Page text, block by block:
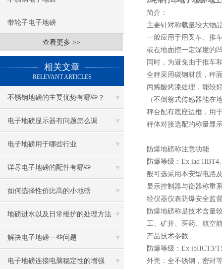
带轮子电子地磅
查看更多 >>
相关文章
RELEVANT ARTICLES
不锈钢地磅的主要优势有哪些？
电子地磅显示器有问题怎么调
电子地磅用于哪些行业
详尽电子地磅的配件有哪些
如何选择性价比高的小地磅
地磅进水以及日常维护的处理方法
解决电子地磅一些问题
电子地磅连接电脑稳定性的增强
简介：
主要针对称载量较大物
一般应用于用叉车、推
或在地面挖一定深度的
同时，为避免由于推车
全秤采用碳钢材质，秤
丙烯酸烤漆处理，能较
（不倒翁式传感器能在
秤台配有底座边框，用
秤体对接选配的称量显
防爆地磅称注意功能
防爆等级：Ex iad
般可选采用本安型电路
显示控制器与衡器称重
经仪器仪表防爆安全监
防爆地磅称是技术含量
工、矿井、医药、航空
产品技术参数
防爆等级：Ex ibIICT3/
外壳：全不锈钢，密封